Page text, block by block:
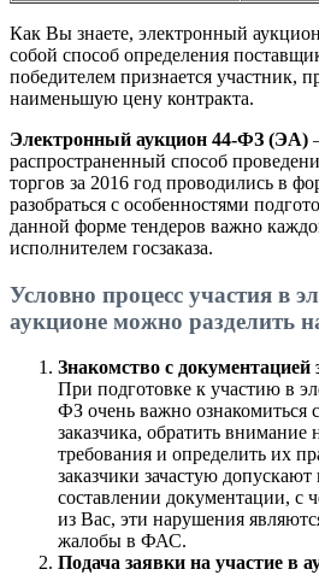
Как Вы знаете, электронный
собой способ определения
победителем признается участник,
наименьшую цену контракта.
Электронный аукцион 44-ФЗ (ЭА)
распространенный способ
торгов за 2016 год проводились в
разобраться с особенностями
данной форме тендеров важно
исполнителем госзаказа.
Условно процесс участия в
аукционе можно разделить
Знакомство с документацией
При подготовке к участию в
ФЗ очень важно ознакомиться
заказчика, обратить внимание
требования и определить их
заказчики зачастую
составлении документации, с
из Вас, эти нарушения
жалобы в ФАС.
Подача заявки на участие в